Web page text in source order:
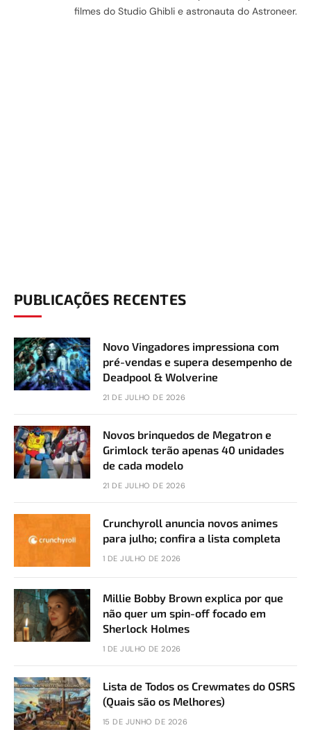
filmes do Studio Ghibli e astronauta do Astroneer.
PUBLICAÇÕES RECENTES
Novo Vingadores impressiona com
pré-vendas e supera desempenho de
Deadpool & Wolverine
21 DE JULHO DE 2026
Novos brinquedos de Megatron e
Grimlock terão apenas 40 unidades
de cada modelo
21 DE JULHO DE 2026
Crunchyroll anuncia novos animes
para julho; confira a lista completa
1 DE JULHO DE 2026
Millie Bobby Brown explica por que
não quer um spin-off focado em
Sherlock Holmes
1 DE JULHO DE 2026
Lista de Todos os Crewmates do OSRS
(Quais são os Melhores)
15 DE JUNHO DE 2026